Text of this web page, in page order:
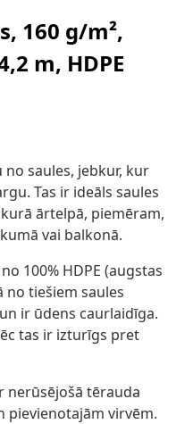
160 g/m²,
m, HDPE
saules, jebkur, kur
Tas ir ideāls saules
ārtelpā, piemēram,
vai balkonā.
100% HDPE (augstas
no tiešiem saules
ir ūdens caurlaidīga.
tas ir izturīgs pret
nerūsējošā tērauda
virvēm.